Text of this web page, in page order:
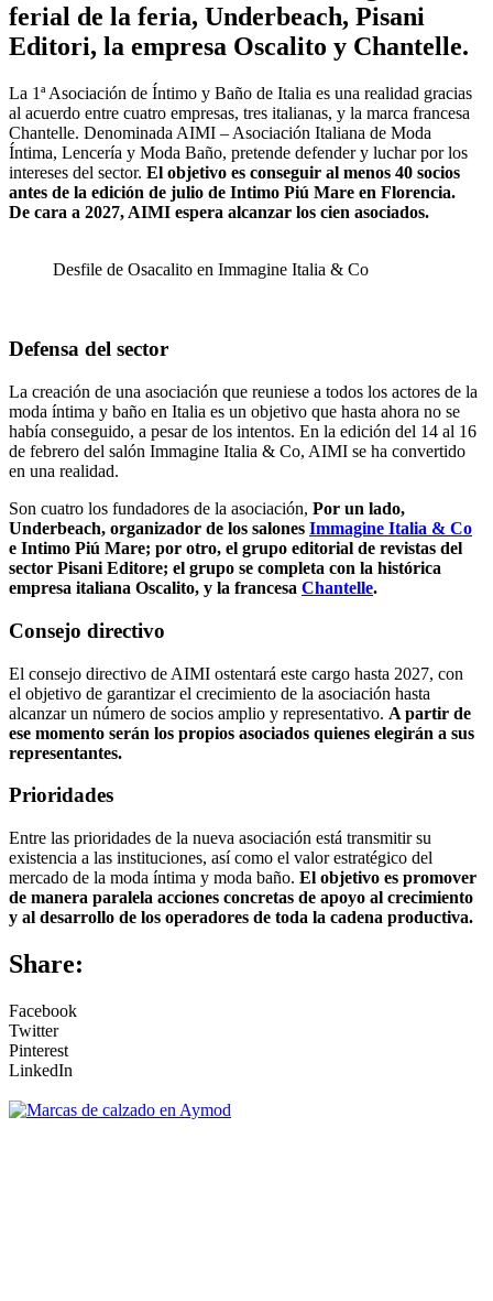
ferial de la feria, Underbeach, Pisani
Editori, la empresa Oscalito y Chantelle.
La 1ª Asociación de Íntimo y Baño de Italia es una realidad gracias
al acuerdo entre cuatro empresas, tres italianas, y la marca francesa
Chantelle. Denominada AIMI – Asociación Italiana de Moda
Íntima, Lencería y Moda Baño, pretende defender y luchar por los
intereses del sector. El objetivo es conseguir al menos 40 socios
antes de la edición de julio de Intimo Piú Mare en Florencia.
De cara a 2027, AIMI espera alcanzar los cien asociados.
Desfile de Osacalito en Immagine Italia & Co
Defensa del sector
La creación de una asociación que reuniese a todos los actores de la
moda íntima y baño en Italia es un objetivo que hasta ahora no se
había conseguido, a pesar de los intentos. En la edición del 14 al 16
de febrero del salón Immagine Italia & Co, AIMI se ha convertido
en una realidad.
Son cuatro los fundadores de la asociación, Por un lado,
Underbeach, organizador de los salones Immagine Italia & Co
e Intimo Piú Mare; por otro, el grupo editorial de revistas del
sector Pisani Editore; el grupo se completa con la histórica
empresa italiana Oscalito, y la francesa Chantelle.
Consejo directivo
El consejo directivo de AIMI ostentará este cargo hasta 2027, con
el objetivo de garantizar el crecimiento de la asociación hasta
alcanzar un número de socios amplio y representativo. A partir de
ese momento serán los propios asociados quienes elegirán a sus
representantes.
Prioridades
Entre las prioridades de la nueva asociación está transmitir su
existencia a las instituciones, así como el valor estratégico del
mercado de la moda íntima y moda baño. El objetivo es promover
de manera paralela acciones concretas de apoyo al crecimiento
y al desarrollo de los operadores de toda la cadena productiva.
Share:
Facebook
Twitter
Pinterest
LinkedIn